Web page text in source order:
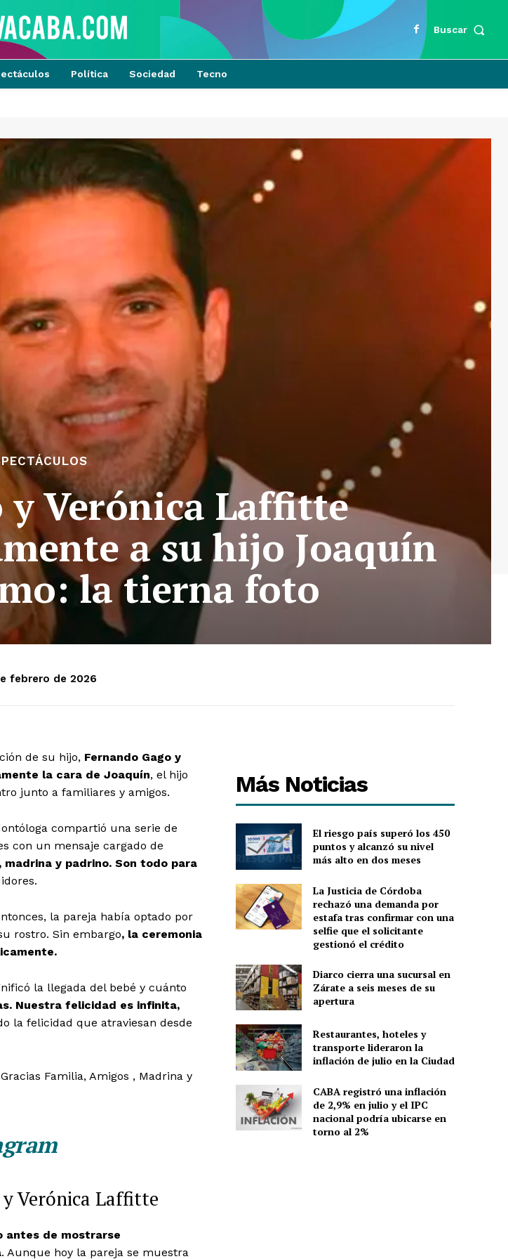
Buscar
Política Sociedad Tecno
y Verónica Laffitte
a su hijo Joaquín
la tierna foto
febrero de 2026
de su hijo, Fernando Gago y
la cara de Joaquín, el hijo
junto a familiares y amigos.
compartió una serie de
con un mensaje cargado de
y padrino. Son todo para
la pareja había optado por
rostro. Sin embargo, la ceremonia
la llegada del bebé y cuánto
Nuestra felicidad es infinita,
la felicidad que atraviesan desde
Familia, Amigos , Madrina y
Verónica Laffitte
antes de mostrarse
. Aunque hoy la pareja se muestra
Más Noticias
El riesgo país superó los 450
puntos y alcanzó su nivel
más alto en dos meses
La Justicia de Córdoba
rechazó una demanda por
estafa tras confirmar con una
selfie que el solicitante
gestionó el crédito
Diarco cierra una sucursal en
Zárate a seis meses de su
apertura
Restaurantes, hoteles y
transporte lideraron la
inflación de julio en la Ciudad
CABA registró una inflación
de 2,9% en julio y el IPC
nacional podría ubicarse en
torno al 2%